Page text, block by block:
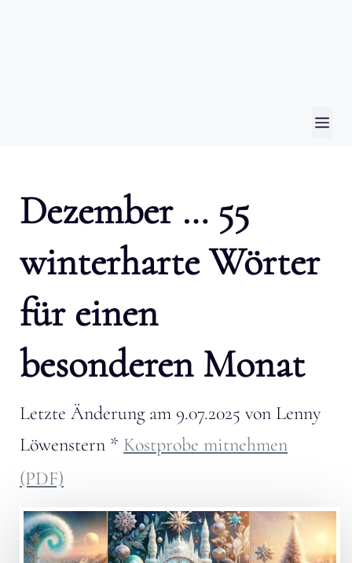
Dezember … 55
winterharte Wörter
für einen
besonderen Monat
Letzte Änderung am 9.07.2025 von Lenny
Löwenstern * Kostprobe mitnehmen
(PDF)